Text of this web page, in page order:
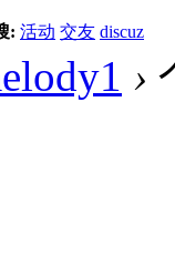
: 活动 交友 discuz
›